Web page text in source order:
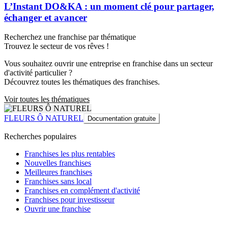
L’Instant DO&KA : un moment clé pour partager,
échanger et avancer
Recherchez une franchise par thématique
Trouvez le secteur de vos rêves !
Vous souhaitez ouvrir une entreprise en franchise dans un secteur
d'activité particulier ?
Découvrez toutes les thématiques des franchises.
Voir toutes les thématiques
FLEURS Ô NATUREL Documentation gratuite
Recherches populaires
Franchises les plus rentables
Nouvelles franchises
Meilleures franchises
Franchises sans local
Franchises en complément d'activité
Franchises pour investisseur
Ouvrir une franchise